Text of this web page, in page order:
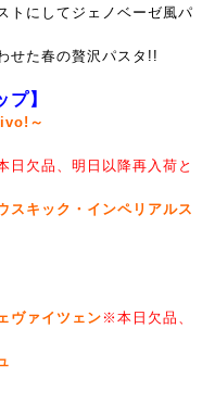
トにしてジェノベーゼ風パ
せた春の贅沢パスタ!!
プ】
～
日欠品、明日以降再入荷と
スキック・インペリアルス
ヴァイツェン ※本日欠品、